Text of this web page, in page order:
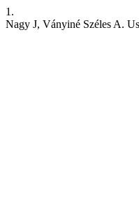
1.
Nagy J, Ványiné Széles A.